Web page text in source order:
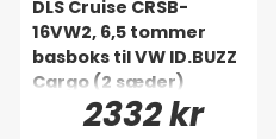
DLS Cruise CRSB-
16VW2, 6,5 tommer
basboks til VW ID.BUZZ
Cargo (2 sæder)
2332 kr